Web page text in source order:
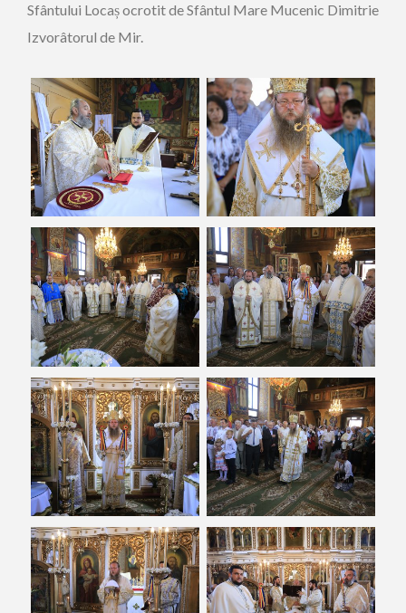
Sfântului Locaș ocrotit de Sfântul Mare Mucenic Dimitrie
Izvorâtorul de Mir.